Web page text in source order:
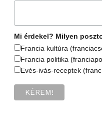
Mi érdekel? Milyen
Francia kultúra
Francia politika
Evés-ivás-receptek